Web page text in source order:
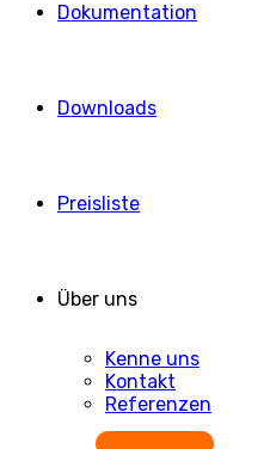
Dokumentation
Downloads
Preisliste
Über uns
Kenne uns
Kontakt
Referenzen